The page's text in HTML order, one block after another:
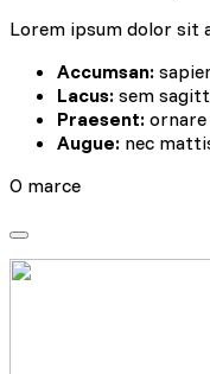
Lorem ipsum dolor sit
Accumsan:
Lacus: sem
Praesent: ornare
Augue: nec
O marce